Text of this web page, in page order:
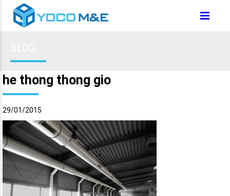
he thong thong gio
29/01/2015